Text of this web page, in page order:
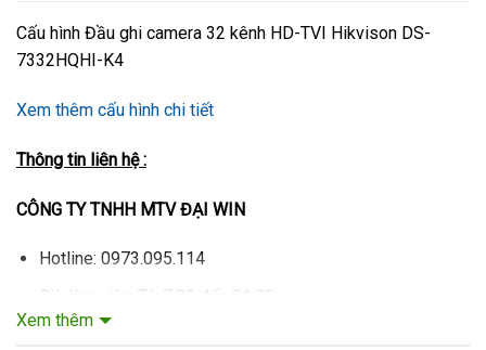
Cấu hình Đầu ghi camera 32 kênh HD-TVI Hikvison DS-
7332HQHI-K4
Xem thêm cấu hình chi tiết
Thông tin liên hệ :
CÔNG TY TNHH MTV ĐẠI WIN
Hotline: 0973.095.114
Giờ làm việc: Từ 7:00 đến 21:00
Xem thêm